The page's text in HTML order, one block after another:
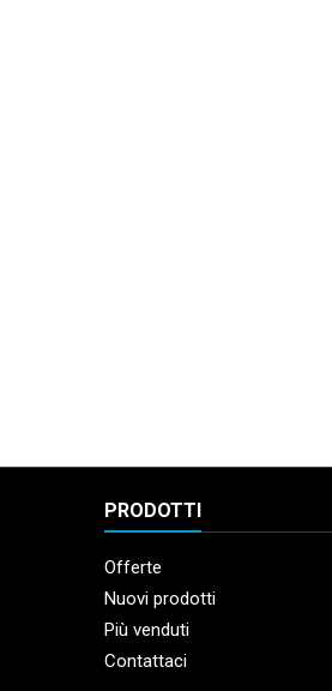
PRODOTTI
Offerte
Nuovi prodotti
Più venduti
Contattaci